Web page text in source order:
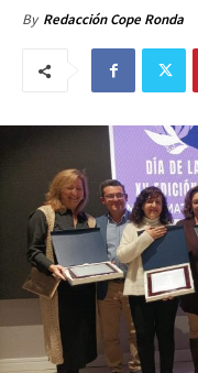
By Redacción Cope Ronda